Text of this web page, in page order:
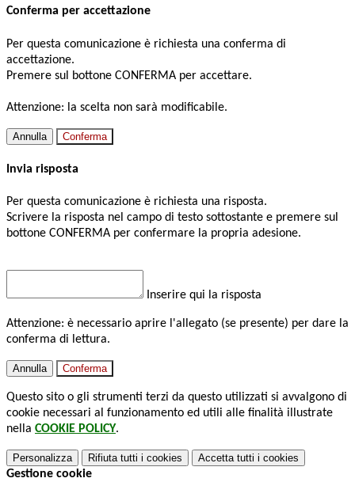
Conferma per accettazione
Per questa comunicazione è richiesta una conferma di
accettazione.
Premere sul bottone CONFERMA per accettare.
Attenzione: la scelta non sarà modificabile.
Annulla Conferma
Invia risposta
Per questa comunicazione è richiesta una risposta.
Scrivere la risposta nel campo di testo sottostante e premere sul
bottone CONFERMA per confermare la propria adesione.
Inserire qui la risposta
Attenzione: è necessario aprire l'allegato (se presente) per dare la
conferma di lettura.
Annulla Conferma
Questo sito o gli strumenti terzi da questo utilizzati si avvalgono di
cookie necessari al funzionamento ed utili alle finalità illustrate
nella COOKIE POLICY.
Personalizza Rifiuta tutti i cookies Accetta tutti i cookies
Gestione cookie